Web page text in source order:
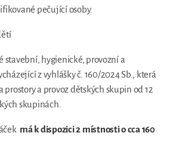
pečující osoby.
stavební, hygienické, provozní a
z vyhlášky č. 160/2024 Sb., která
a provoz dětských skupin od 12
skupinách.
má k dispozici 2 místnosti o cca 160